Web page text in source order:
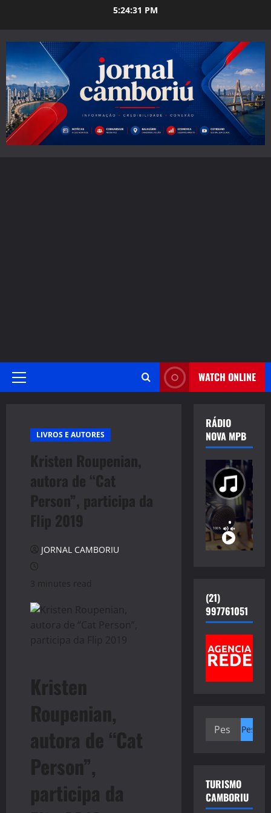
5:24:32 PM
Primary
WATCH ONLINE
LIVROS E AUTORES
Kristen Roupenian,
autora de “Cat
Person”, participa da
Flip 2019
JORNAL CAMBORIU
3 minutes read
Kristen
Roupenian,
autora de “Cat
Person”,
participa da
RÁDIO
NOVA MPB
(21)
997761051
Pesquisar
TURISMO
CAMBORIU